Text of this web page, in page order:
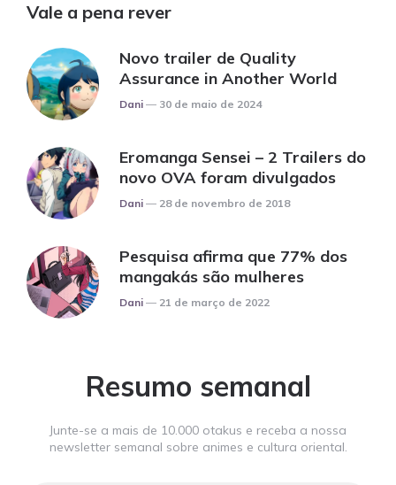
Vale a pena rever
Novo trailer de Quality
Assurance in Another World
Posted
Dani 30 de maio de 2024
Eromanga Sensei – 2 Trailers do
novo OVA foram divulgados
Posted
Dani 28 de novembro de 2018
Pesquisa afirma que 77% dos
mangakás são mulheres
Posted
Dani 21 de março de 2022
Resumo semanal
Junte-se a mais de 10.000 otakus e receba a nossa
newsletter semanal sobre animes e cultura oriental.